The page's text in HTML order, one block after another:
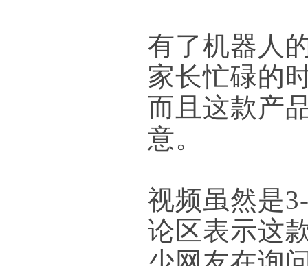
有了机器人
家长忙碌的
而且这款产
意。
视频虽然是
论区表示这